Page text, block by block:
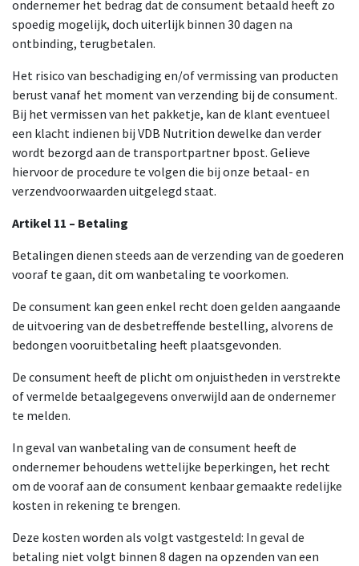
ondernemer het bedrag dat de consument betaald heeft zo
spoedig mogelijk, doch uiterlijk binnen 30 dagen na
ontbinding, terugbetalen.
Het risico van beschadiging en/of vermissing van producten
berust vanaf het moment van verzending bij de consument.
Bij het vermissen van het pakketje, kan de klant eventueel
een klacht indienen bij VDB Nutrition dewelke dan verder
wordt bezorgd aan de transportpartner bpost. Gelieve
hiervoor de procedure te volgen die bij onze betaal- en
verzendvoorwaarden uitgelegd staat.
Artikel 11 – Betaling
Betalingen dienen steeds aan de verzending van de goederen
vooraf te gaan, dit om wanbetaling te voorkomen.
De consument kan geen enkel recht doen gelden aangaande
de uitvoering van de desbetreffende bestelling, alvorens de
bedongen vooruitbetaling heeft plaatsgevonden.
De consument heeft de plicht om onjuistheden in verstrekte
of vermelde betaalgegevens onverwijld aan de ondernemer
te melden.
In geval van wanbetaling van de consument heeft de
ondernemer behoudens wettelijke beperkingen, het recht
om de vooraf aan de consument kenbaar gemaakte redelijke
kosten in rekening te brengen.
Deze kosten worden als volgt vastgesteld: In geval de
betaling niet volgt binnen 8 dagen na opzenden van een